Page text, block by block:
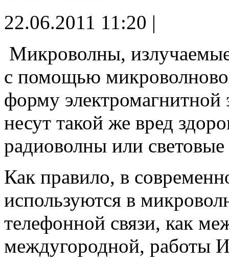
22.06.2011 11:20 |
Микроволны,
с помощью
форму электромагнитной
несут такой же вред
радиоволны или
Как правило, в
используются в
телефонной связи, как
междугородной, работы